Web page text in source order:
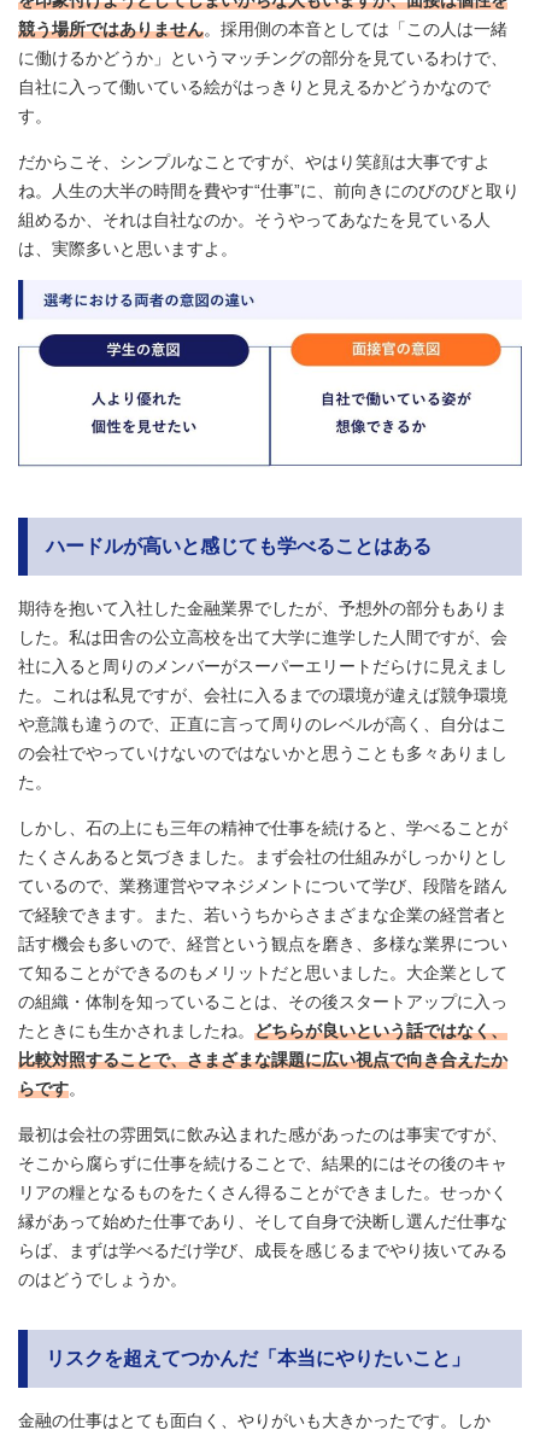
競う場所ではありません。採用側の本音としては「この人は一緒
に働けるかどうか」というマッチングの部分を見ているわけで、
自社に入って働いている絵がはっきりと見えるかどうかなので
す。
だからこそ、シンプルなことですが、やはり笑顔は大事ですよ
ね。人生の大半の時間を費やす“仕事”に、前向きにのびのびと取り
組めるか、それは自社なのか。そうやってあなたを見ている人
は、実際多いと思いますよ。
ハードルが高いと感じても学べることはある
期待を抱いて入社した金融業界でしたが、予想外の部分もありま
した。私は田舎の公立高校を出て大学に進学した人間ですが、会
社に入ると周りのメンバーがスーパーエリートだらけに見えまし
た。これは私見ですが、会社に入るまでの環境が違えば競争環境
や意識も違うので、正直に言って周りのレベルが高く、自分はこ
の会社でやっていけないのではないかと思うことも多々ありまし
た。
しかし、石の上にも三年の精神で仕事を続けると、学べることが
たくさんあると気づきました。まず会社の仕組みがしっかりとし
ているので、業務運営やマネジメントについて学び、段階を踏ん
で経験できます。また、若いうちからさまざまな企業の経営者と
話す機会も多いので、経営という観点を磨き、多様な業界につい
て知ることができるのもメリットだと思いました。大企業として
の組織・体制を知っていることは、その後スタートアップに入っ
たときにも生かされましたね。 どちらが良いという話ではなく、
比較対照することで、さまざまな課題に広い視点で向き合えたか
らです。
最初は会社の雰囲気に飲み込まれた感があったのは事実ですが、
そこから腐らずに仕事を続けることで、結果的にはその後のキャ
リアの糧となるものをたくさん得ることができました。せっかく
縁があって始めた仕事であり、そして自身で決断し選んだ仕事な
らば、まずは学べるだけ学び、成長を感じるまでやり抜いてみる
のはどうでしょうか。
リスクを超えてつかんだ「本当にやりたいこと」
金融の仕事はとても面白く、やりがいも大きかったです。しか